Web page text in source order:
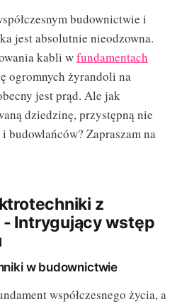
budownictwie i
jest absolutnie nieodzowna.
kabli wfundamentach
ogromnych żyrandoli na
jest prąd. Ale jak
dziedzinę, przystępną nie
Zapraszam na
z
Intrygujący wstęp
w budownictwie
współczesnego życia, a